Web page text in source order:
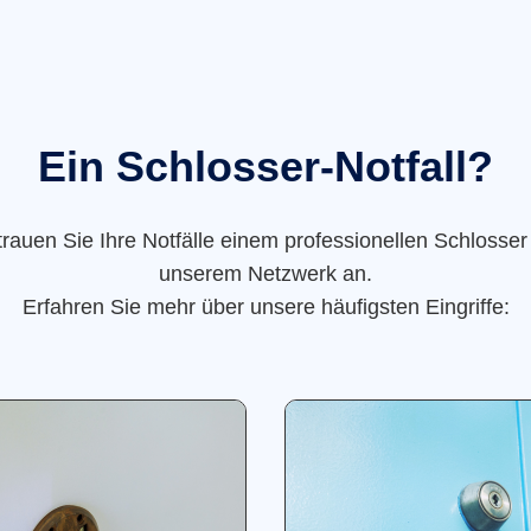
Ein Schlosser-Notfall?
Sie Ihre Notfälle einem professionellen
unserem Netzwerk an.
Erfahren Sie mehr über unsere häufigsten Eingriffe: